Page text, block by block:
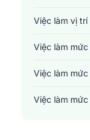
Việc làm vị trí
Việc làm
Việc làm
Việc làm